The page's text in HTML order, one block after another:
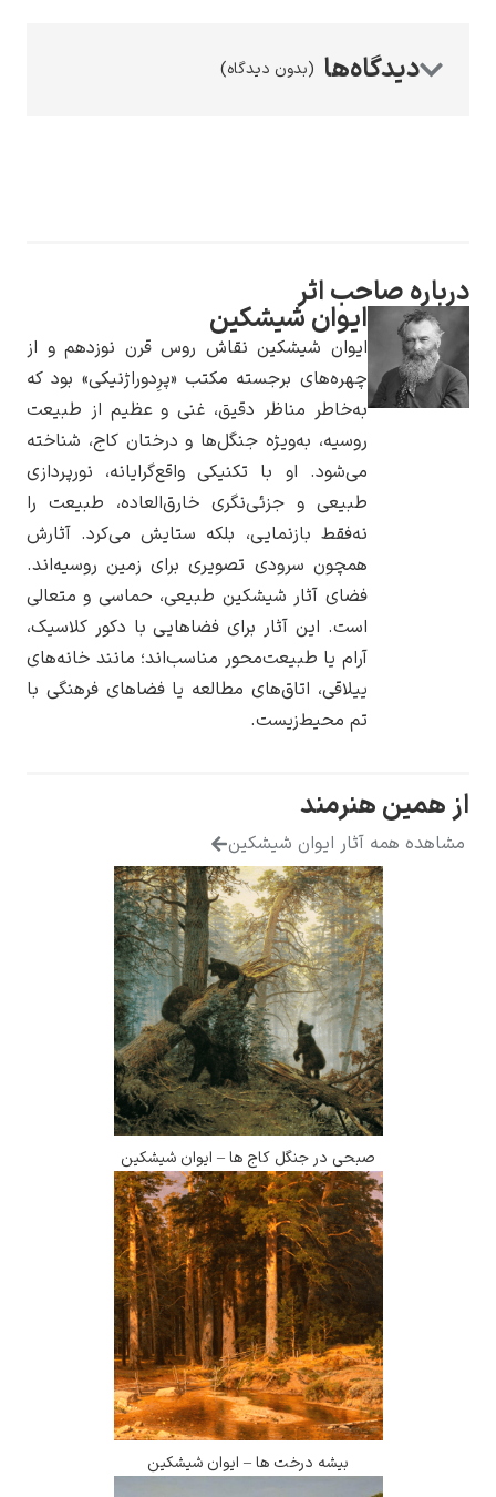
پیر آگوست رنوآر
(بدون دیدگاه)
اثر
ایوان شیشکین
ایوان شیشکین نقاش روس قرن نوزدهم و از
چهره‌های برجسته مکتب «پرِدوراژنیکی» بود که
به‌خاطر مناظر دقیق، غنی و عظیم از طبیعت
روسیه، به‌ویژه جنگل‌ها و درختان کاج، شناخته
می‌شود. او با تکنیکی واقع‌گرایانه، نورپردازی
طبیعی و جزئی‌نگری خارق‌العاده، طبیعت را
نه‌فقط بازنمایی، بلکه ستایش می‌کرد. آثارش
همچون سرودی تصویری برای زمین روسیه‌اند.
فضای آثار شیشکین طبیعی، حماسی و متعالی
است. این آثار برای فضاهایی با دکور کلاسیک،
آرام یا طبیعت‌محور مناسب‌اند؛ مانند خانه‌های
ییلاقی، اتاق‌های مطالعه یا فضاهای فرهنگی با
تم محیط‌زیست.
هنرمند
آثار ایوان شیشکین
صبحی در جنگل کاج ها – ایوان شیشکین
بیشه درخت ها – ایوان شیشکین